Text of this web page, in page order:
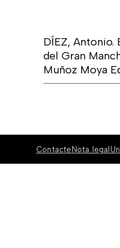
DÍEZ, Antonio.
del Gran
Muñoz Moya
Contacte Nota legal